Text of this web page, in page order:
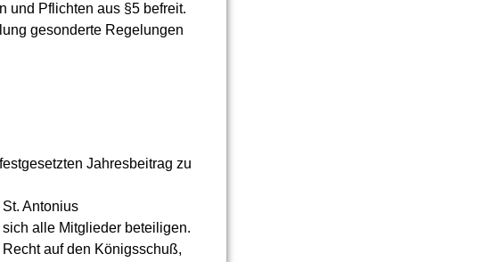
und Pflichten aus §5 befreit.
gesonderte Regelungen
Jahresbeitrag zu
Antonius
alle Mitglieder beteiligen.
auf den Königsschuß,